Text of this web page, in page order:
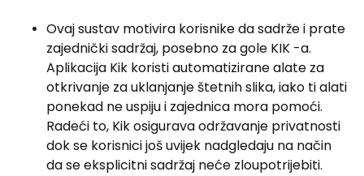
Ovaj sustav motivira korisnike da sadrže i prate
zajednički sadržaj, posebno za gole KIK -a.
Aplikacija Kik koristi automatizirane alate za
otkrivanje za uklanjanje štetnih slika, iako ti alati
ponekad ne uspiju i zajednica mora pomoći.
Radeći to, Kik osigurava održavanje privatnosti
dok se korisnici još uvijek nadgledaju na način
da se eksplicitni sadržaj neće zloupotrijebiti.